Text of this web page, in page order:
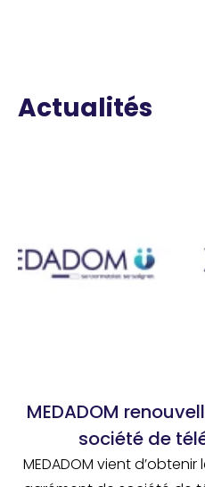
Actualités
MEDADOM
société de
MEDADOM vient